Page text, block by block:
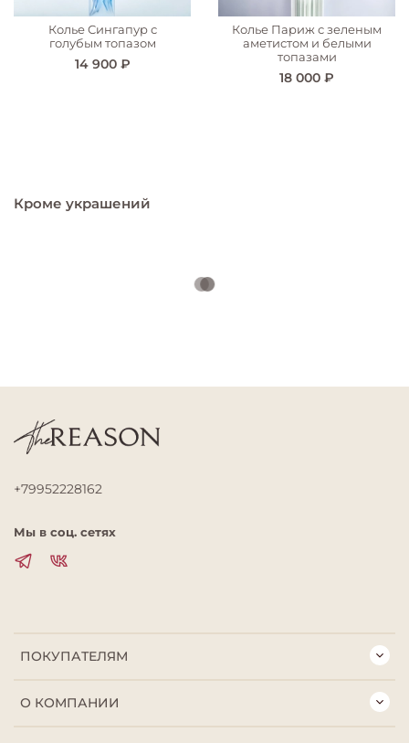
Колье Сингапур с
голубым топазом
14 900 ₽
Колье Париж с зеленым
аметистом и белыми
топазами
18 000 ₽
Кроме украшений
ПОКУПАТЕЛЯМ
О КОМПАНИИ
+79952228162
Мы в соц. сетях